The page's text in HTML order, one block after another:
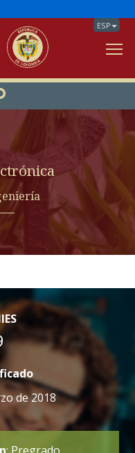
ESP
de 2018